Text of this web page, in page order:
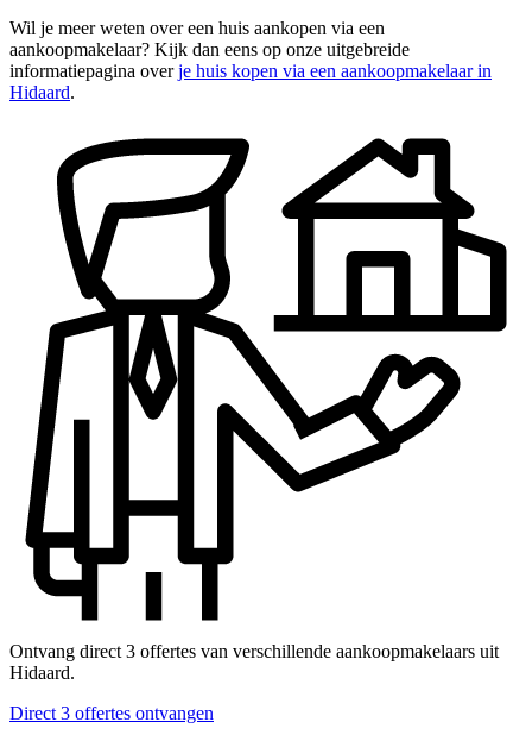
Wil je meer weten over een huis aankopen via een
aankoopmakelaar? Kijk dan eens op onze uitgebreide
informatiepagina overje huis kopen via een aankoopmakelaar in
Hidaard.
Ontvang direct 3 offertes van verschillende aankoopmakelaars uit
Hidaard.
Direct 3 offertes ontvangen